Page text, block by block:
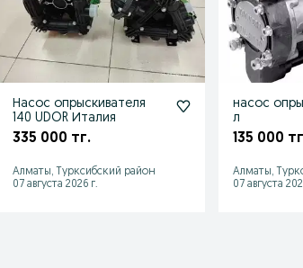
Насос опрыскивателя
140 UDOR Италия
335 000 тг.
Алматы, Турксибский район
07 августа 2026 г.
насос
л
135 000
Алматы,
07 августа